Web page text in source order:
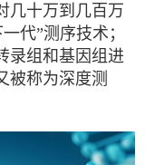
几十万到几百万
代”测序技术；
录组和基因组进
被称为深度测